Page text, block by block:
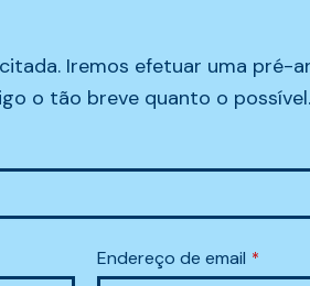
Iremos efetuar uma pré-
o tão breve quanto o possível.
Endereço de email *